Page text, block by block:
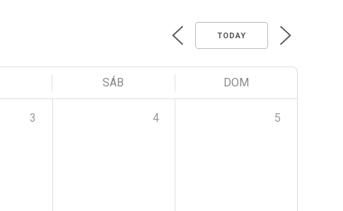
TODAY
SÁB DOM
3 4 5